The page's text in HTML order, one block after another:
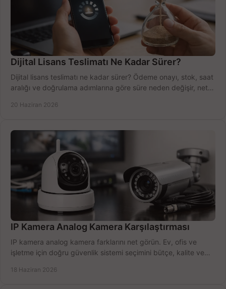
Dijital Lisans Teslimatı Ne Kadar Sürer?
Dijital lisans teslimatı ne kadar sürer? Ödeme onayı, stok, saat
aralığı ve doğrulama adımlarına göre süre neden değişir, net
20 Haziran 2026
IP Kamera Analog Kamera Karşılaştırması
IP kamera analog kamera farklarını net görün. Ev, ofis ve
işletme için doğru güvenlik sistemi seçimini bütçe, kalite ve
18 Haziran 2026